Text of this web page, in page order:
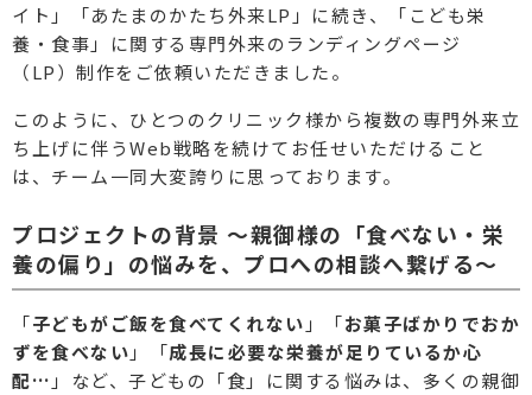
イト」「あたまのかたち外来LP」に続き、「こども栄
養・食事」に関する専門外来のランディングページ
（LP）制作をご依頼いただきました。
このように、ひとつのクリニック様から複数の専門外来立
ち上げに伴うWeb戦略を続けてお任せいただけること
は、チーム一同大変誇りに思っております。
プロジェクトの背景 〜親御様の「食べない・栄
養の偏り」の悩みを、プロへの相談へ繋げる〜
「子どもがご飯を食べてくれない 」「お菓子ばかりでおか
ずを食べない 」「成長に必要な栄養が足りているか心
配… 」など、子どもの「食」に関する悩みは、多くの親御